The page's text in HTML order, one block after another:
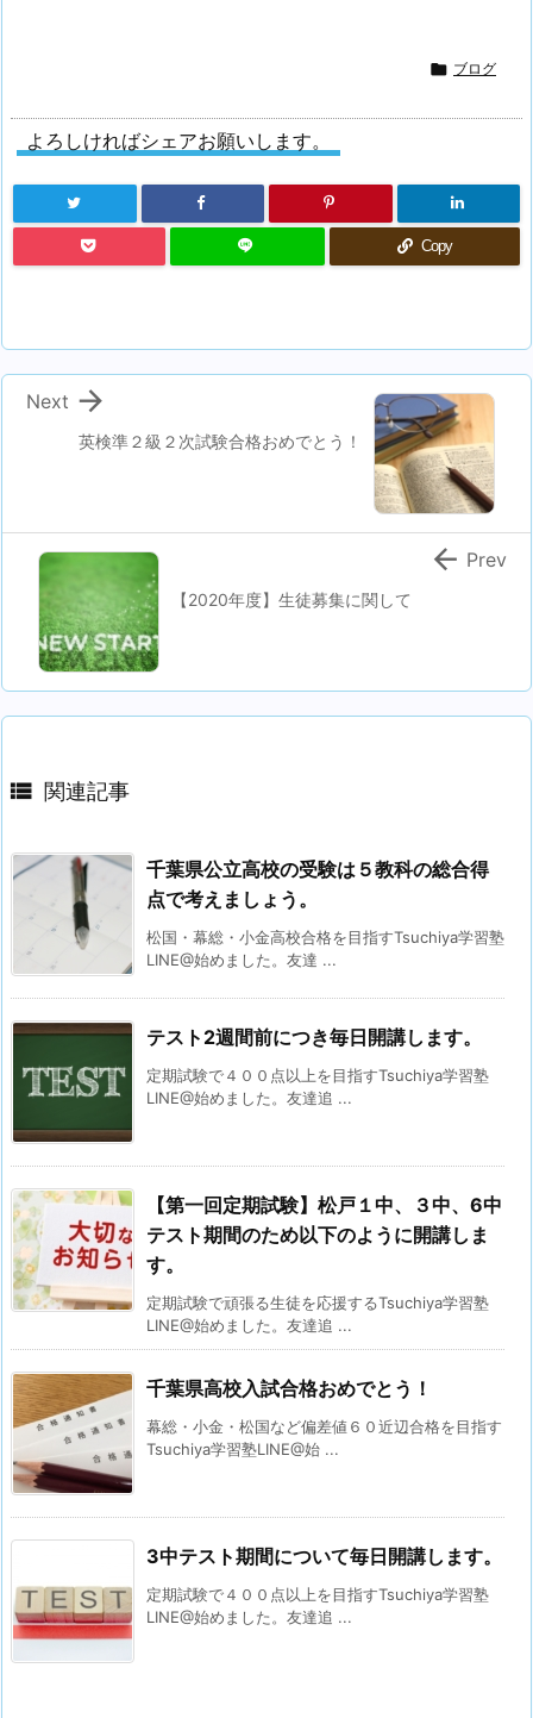
 ブログ
よろしければシェアお願いします。
Copy
英検準２級２次試験合格おめでとう！

Next
【2020年度】生徒募集に関して
 Prev
 関連記事
千葉県公立高校の受験は５教科の総合得
点で考えましょう。
松国・幕総・小金高校合格を目指すTsuchiya学習塾
LINE@始めました。友達 ...
テスト2週間前につき毎日開講します。
定期試験で４００点以上を目指すTsuchiya学習塾
LINE@始めました。友達追 ...
【第一回定期試験】松戸１中、３中、6中
テスト期間のため以下のように開講しま
す。
定期試験で頑張る生徒を応援するTsuchiya学習塾
LINE@始めました。友達追 ...
千葉県高校入試合格おめでとう！
幕総・小金・松国など偏差値６０近辺合格を目指す
Tsuchiya学習塾LINE@始 ...
3中テスト期間について毎日開講します。
定期試験で４００点以上を目指すTsuchiya学習塾
LINE@始めました。友達追 ...